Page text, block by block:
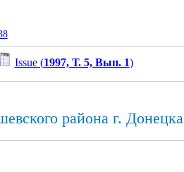
Issue (1997, Т. 5, Вып. 1)
района г. Донецка